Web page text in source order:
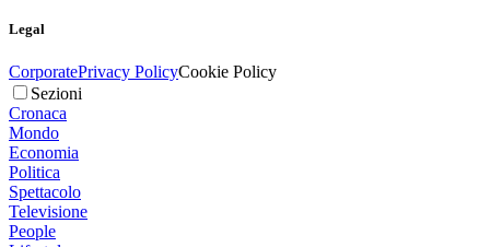
Legal
CorporatePrivacy PolicyCookie Policy
Sezioni
Cronaca
Mondo
Economia
Politica
Spettacolo
Televisione
People